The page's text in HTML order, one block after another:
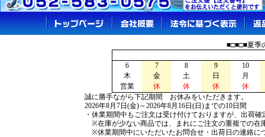
■□■□■夏季
6 7 8 9
10
木
金 土 日
月
営業
休 休 休
休
誠に勝手ながら下記期間 お休みをいただきます。
2026年8月7日(金)～2026年8月16日(日)までの10日間
・休業期間中もご注文は受け付けておりますが、出荷
※在庫が少ない商品では、まれにご注文の重複での在
※休業期間中にいただいたお問合せ・出荷日の連絡に